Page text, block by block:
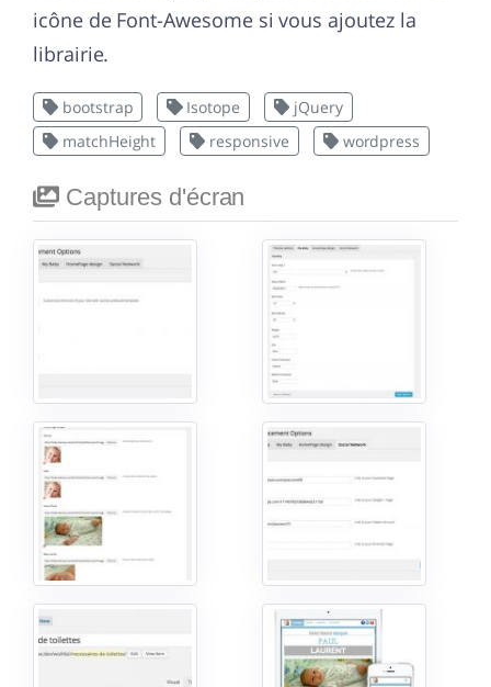
icône de Font-Awesome si vous ajoutez la
librairie.
bootstrap Isotope
jQuery
matchHeight
responsive wordpress
Captures d'écran